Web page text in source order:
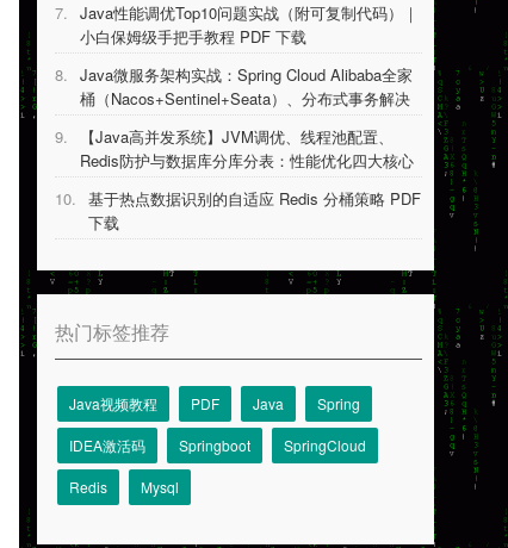
7. Java性能调优Top10问题实战（附可复制代码）｜
小白保姆级手把手教程 PDF 下载
8. Java微服务架构实战：Spring Cloud Alibaba全家
桶（Nacos+Sentinel+Seata）、分布式事务解决
方案等 PDF 下载
9.
【Java高并发系统】JVM调优、线程池配置、
Redis防护与数据库分库分表：性能优化四大核心
技术详解 PDF 下载
10. 基于热点数据识别的自适应 Redis 分桶策略 PDF
下载
热门标签推荐
Java视频教程 PDF Java Spring
IDEA激活码 Springboot SpringCloud
Redis Mysql